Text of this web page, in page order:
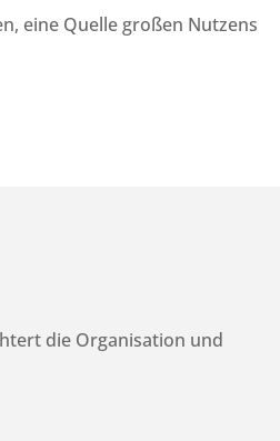
eine Quelle großen Nutzens
die Organisation und